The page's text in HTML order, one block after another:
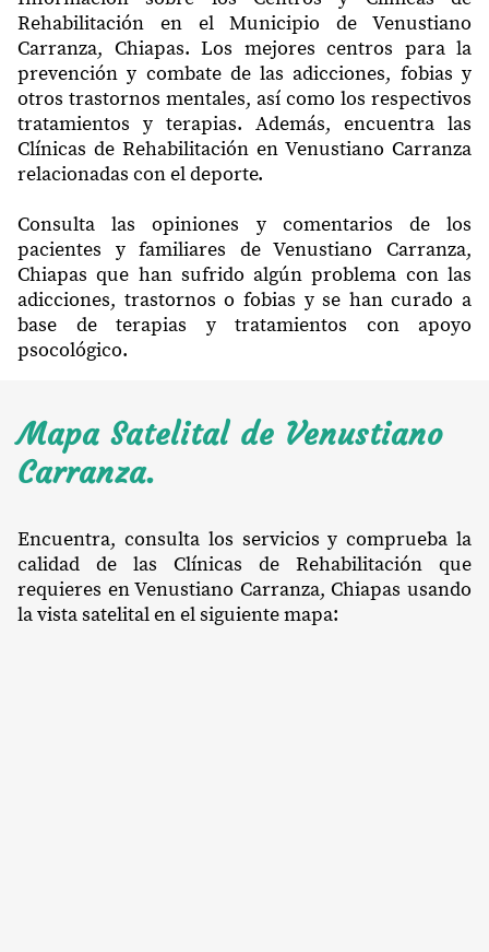
Rehabilitación en el Municipio de Venustiano
Carranza, Chiapas. Los mejores centros para la
prevención y combate de las adicciones, fobias y
otros trastornos mentales, así como los respectivos
tratamientos y terapias. Además, encuentra las
Clínicas de Rehabilitación en Venustiano Carranza
relacionadas con el deporte.
Consulta las opiniones y comentarios de los
pacientes y familiares de Venustiano Carranza,
Chiapas que han sufrido algún problema con las
adicciones, trastornos o fobias y se han curado a
base de terapias y tratamientos con apoyo
psocológico.
Mapa Satelital de Venustiano
Carranza.
Encuentra, consulta los servicios y comprueba la
calidad de las Clínicas de Rehabilitación que
requieres en Venustiano Carranza, Chiapas usando
la vista satelital en el siguiente mapa: